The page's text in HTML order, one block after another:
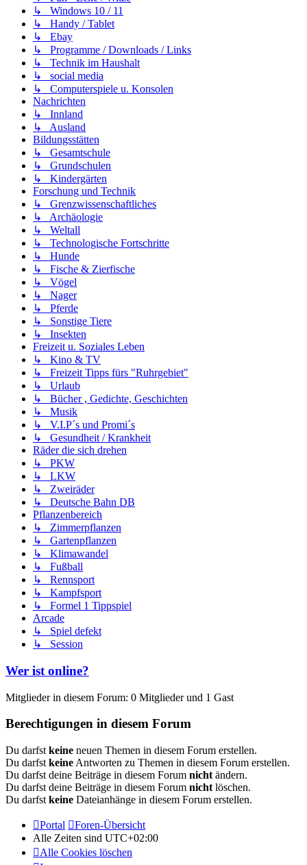
↳ Windows 10 / 11
↳ Handy / Tablet
↳ Ebay
↳ Programme / Downloads / Links
↳ Technik im Haushalt
↳ social media
↳ Computerspiele u. Konsolen
Nachrichten
↳ Innland
↳ Ausland
Bildungsstätten
↳ Gesamtschule
↳ Grundschulen
↳ Kindergärten
Forschung und Technik
↳ Grenzwissenschaftliches
↳ Archäologie
↳ Weltall
↳ Technologische Fortschritte
↳ Hunde
↳ Fische & Zierfische
↳ Vögel
↳ Nager
↳ Pferde
↳ Sonstige Tiere
↳ Insekten
Freizeit u. Soziales Leben
↳ Kino & TV
↳ Freizeit Tipps fürs "Ruhrgebiet"
↳ Urlaub
↳ Bücher , Gedichte, Geschichten
↳ Musik
↳ V.I.P´s und Promi´s
↳ Gesundheit / Krankheit
Räder die sich drehen
↳ PKW
↳ LKW
↳ Zweiräder
↳ Deutsche Bahn DB
Pflanzenbereich
↳ Zimmerpflanzen
↳ Gartenpflanzen
↳ Klimawandel
↳ Fußball
↳ Rennsport
↳ Kampfsport
↳ Formel 1 Tippspiel
Arcade
↳ Spiel defekt
↳ Session
Wer ist online?
Mitglieder in diesem Forum: 0 Mitglieder und 1 Gast
Berechtigungen in diesem Forum
Du darfst keine neuen Themen in diesem Forum erstellen.
Du darfst keine Antworten zu Themen in diesem Forum erstellen.
Du darfst deine Beiträge in diesem Forum nicht ändern.
Du darfst deine Beiträge in diesem Forum nicht löschen.
Du darfst keine Dateianhänge in diesem Forum erstellen.
Portal
Foren-Übersicht
Alle Zeiten sind UTC+02:00
Alle Cookies löschen